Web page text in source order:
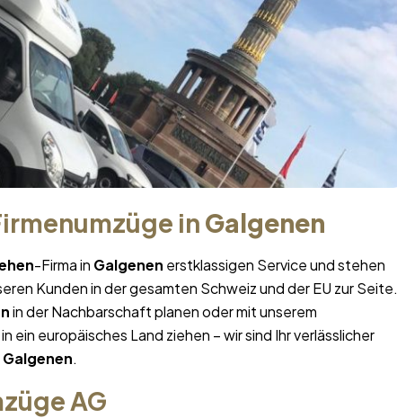
inGalgenen
-Firma in Galgenen erstklassigen Service und stehen
Kunden in der gesamten Schweiz und der EU zur Seite.
in der Nachbarschaft planen oder mit unserem
in ein europäisches Land ziehen – wir sind Ihr verlässlicher
Galgenen.
AG